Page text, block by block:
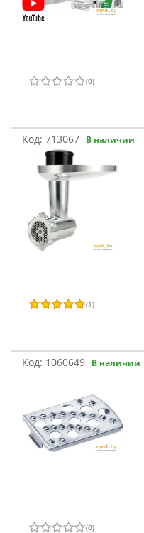
(0)
Код: 713067 В наличии
(1)
Код: 1060649 В наличии
(0)